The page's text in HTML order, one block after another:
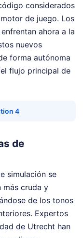
considerados
de juego. Los
ahora a la
nuevos
forma autónoma
flujo principal de
4
de
simulación se
más cruda y
de los tonos
Expertos
de Utrecht han